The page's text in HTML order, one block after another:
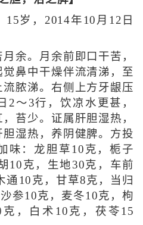
岁，2014年10月12日
。月余前即口干苦，
鼻中干燥伴流清涕，至
脓涕。右侧上方牙龈压
2～3行，饮凉水更甚，
苔少。证属肝胆湿热，
湿热，养阴健脾。方投
味：龙胆草10克，栀子
10克，生地30克，车前
通10克，甘草8克，当归
参10克，麦冬10克，枸
，白术10克，茯苓15